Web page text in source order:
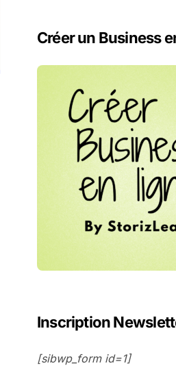
Créer un Business
Inscription
[sibwp_form id=1]